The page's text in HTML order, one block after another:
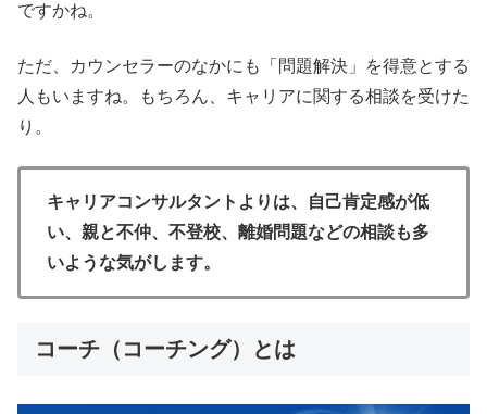
ですかね。
ただ、カウンセラーのなかにも「問題解決」を得意とする
人もいますね。もちろん、キャリアに関する相談を受けた
り。
キャリアコンサルタントよりは、自己肯定感が低
い、親と不仲、不登校、離婚問題などの相談も多
いような気がします。
コーチ（コーチング）とは